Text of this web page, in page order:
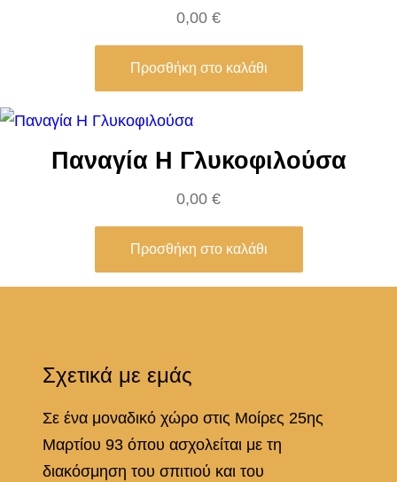
0,00 €
Προσθήκη στο καλάθι
Παναγία Η Γλυκοφιλούσα
0,00 €
Προσθήκη στο καλάθι
Σχετικά με εμάς
Σε ένα μοναδικό χώρο στις Μοίρες 25ης
Μαρτίου 93 όπου ασχολείται με τη
διακόσμηση του σπιτιού και του